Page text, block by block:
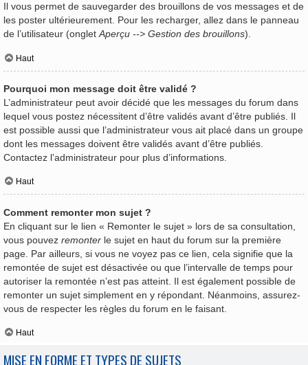
Il vous permet de sauvegarder des brouillons de vos messages et de
les poster ultérieurement. Pour les recharger, allez dans le panneau
de l’utilisateur (ongletAperçu --> Gestion des brouillons).
Haut
Pourquoi mon message doit être validé ?
L’administrateur peut avoir décidé que les messages du forum dans
lequel vous postez nécessitent d’être validés avant d’être publiés. Il
est possible aussi que l’administrateur vous ait placé dans un groupe
dont les messages doivent être validés avant d’être publiés.
Contactez l’administrateur pour plus d’informations.
Haut
Comment remonter mon sujet ?
En cliquant sur le lien « Remonter le sujet » lors de sa consultation,
vous pouvez remonter le sujet en haut du forum sur la première
page. Par ailleurs, si vous ne voyez pas ce lien, cela signifie que la
remontée de sujet est désactivée ou que l’intervalle de temps pour
autoriser la remontée n’est pas atteint. Il est également possible de
remonter un sujet simplement en y répondant. Néanmoins, assurez-
vous de respecter les règles du forum en le faisant.
Haut
MISE EN FORME ET TYPES DE SUJETS